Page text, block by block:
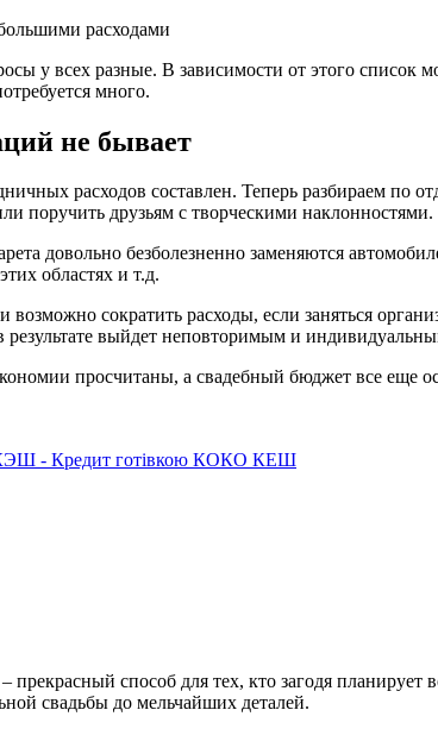
у всех разные. В зависимости от этого список
много.
не бывает
расходов составлен. Теперь разбираем
поручить друзьям с творческими наклонностями.
довольно безболезненно заменяются
областях и т.д.
возможно сократить расходы, если заняться
результате выйдет неповторимым и
просчитаны, а свадебный бюджет все
способ для тех, кто загодя планирует
свадьбы до мельчайших деталей.